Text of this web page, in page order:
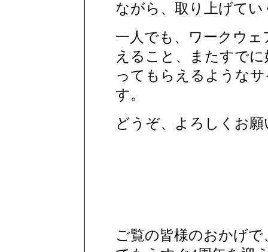
ながら、取り上げてい
一人でも、ワークウ
えること、またすで
ってもらえるような
す。
どうぞ、よろしくお
ご覧の皆様のおかげで